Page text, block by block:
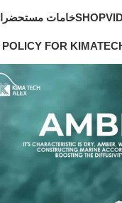
خاماتSHOP
POLICY FOR